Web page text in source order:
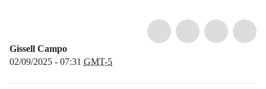
Gissell Campo
02/09/2025 - 07:31 GMT-5